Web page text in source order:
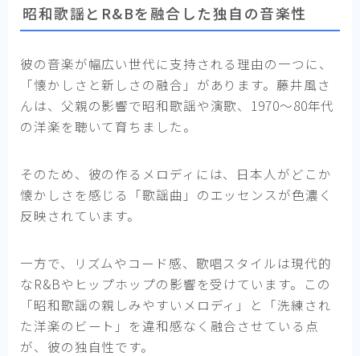
昭和歌謡とR&Bを融合した独自の音楽性
彼の音楽が幅広い世代に支持される理由の一つに、
「懐かしさと新しさの融合」があります。藤井風さ
んは、父親の影響で昭和歌謡や演歌、1970〜80年代
の洋楽を聴いて育ちました。
そのため、彼の作るメロディには、日本人がどこか
懐かしさを感じる「歌謡曲」のエッセンスが色濃く
反映されています。
一方で、リズムやコード感、歌唱スタイルは現代的
なR&Bやヒップホップの影響を受けています。この
「昭和歌謡の親しみやすいメロディ」と「洗練され
た洋楽のビート」を違和感なく融合させている点
が、彼の独自性です。